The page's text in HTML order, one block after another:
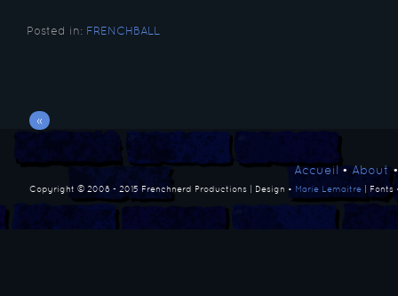
Posted in: FRENCHBALL
«
Accueil• About
Copyright © 2008 - 2015 Frenchnerd Productions | Design • Marie Lemaitre |